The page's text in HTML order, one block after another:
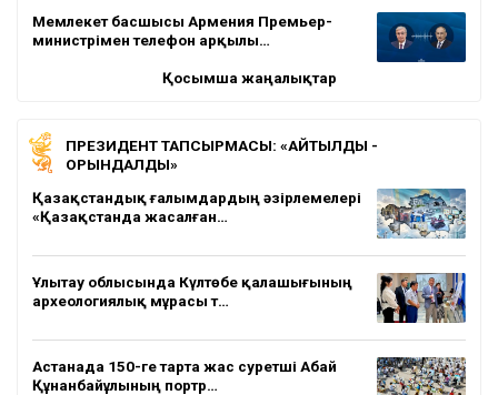
Мемлекет басшысы Армения Премьер-
министрімен телефон арқылы…
Қосымша жаңалықтар
ПРЕЗИДЕНТ ТАПСЫРМАСЫ: «АЙТЫЛДЫ -
ОРЫНДАЛДЫ»
Қазақстандық ғалымдардың әзірлемелері
«Қазақстанда жасалған…
Ұлытау облысында Күлтөбе қалашығының
археологиялық мұрасы т…
Астанада 150-ге тарта жас суретші Абай
Құнанбайұлының портр…